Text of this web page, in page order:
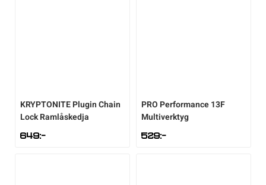
KRYPTONITEPlugin Chain
Lock Ramlåskedja
649:-
PRO Performance 13F
Multiverktyg
529:-